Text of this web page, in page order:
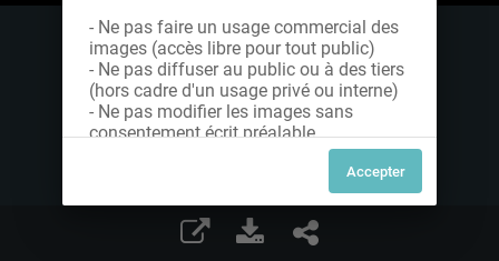
- Ne pas faire un usage commercial des
images (accès libre pour tout public)
- Ne pas diffuser au public ou à des tiers
(hors cadre d'un usage privé ou interne)
- Ne pas modifier les images sans
consentement écrit préalable
Dans le cas contraire, nous vous invitons
à nous contacter afin de solliciter le type
de Licence souhaitée parmi celles
proposées et le cas échéant, acquitter